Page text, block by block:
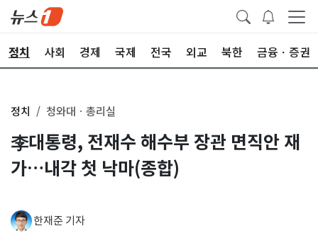
정치 사회 경제 국제 전국 외교 북한 금융ㆍ증권
정치 청와대ㆍ총리실
李대통령, 전재수 해수부 장관 면직안 재
가…내각 첫 낙마(종합)
한재준 기자